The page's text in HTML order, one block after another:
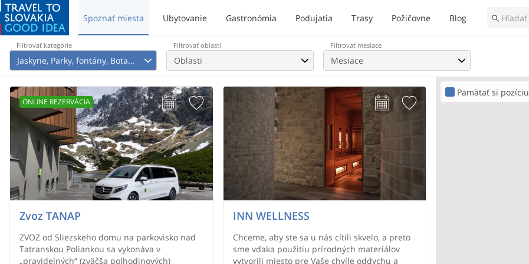
Spoznať miesta Ubytovanie Gastronómia Podujatia Trasy Požičovne Blog
Filtrovať kategórie
Jaskyne, Parky, fontány, Botanické a Zoologické záhrady, Jazerá a Vodné nádrže, Regionálne produkty, Prírodné zaujímavosti, Iné, Zážitky
Filtrovať oblasti
Oblasti
Filtrovať mesiace
Mesiace
Zvoz TANAP
ZVOZ od Sliezskeho domu na parkovisko nad
Tatranskou Poliankou sa vykonáva v
„pravidelných“ (zväčša polhodinových)
ONLINE REZERVÁCIA
INN WELLNESS
Chceme, aby ste sa u nás cítili skvelo, a preto
sme vďaka použitiu prírodných materiálov
vytvorili miesto pre Vaše chvíle oddychu a
Pamätať si pozíciu